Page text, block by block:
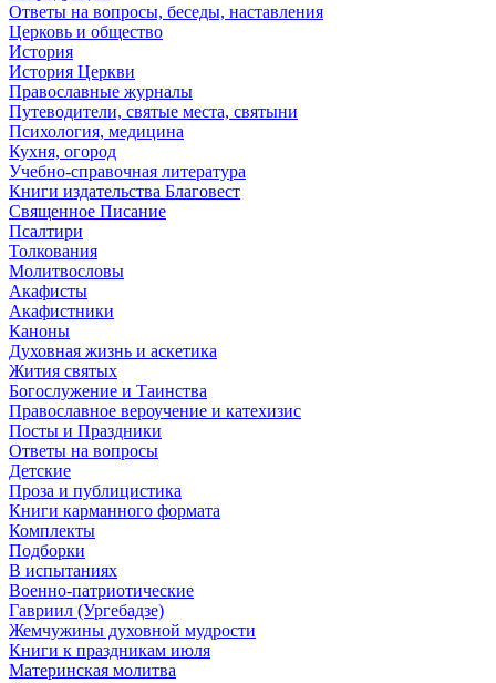
Ответы на вопросы, беседы, наставления
Церковь и общество
История
История Церкви
Православные журналы
Путеводители, святые места, святыни
Психология, медицина
Кухня, огород
Учебно-справочная литература
Книги издательства Благовест
Священное Писание
Псалтири
Толкования
Молитвословы
Акафисты
Акафистники
Каноны
Духовная жизнь и аскетика
Жития святых
Богослужение и Таинства
Православное вероучение и катехизис
Посты и Праздники
Ответы на вопросы
Детские
Проза и публицистика
Книги карманного формата
Комплекты
Подборки
В испытаниях
Военно-патриотические
Гавриил (Ургебадзе)
Жемчужины духовной мудрости
Книги к праздникам июля
Материнская молитва